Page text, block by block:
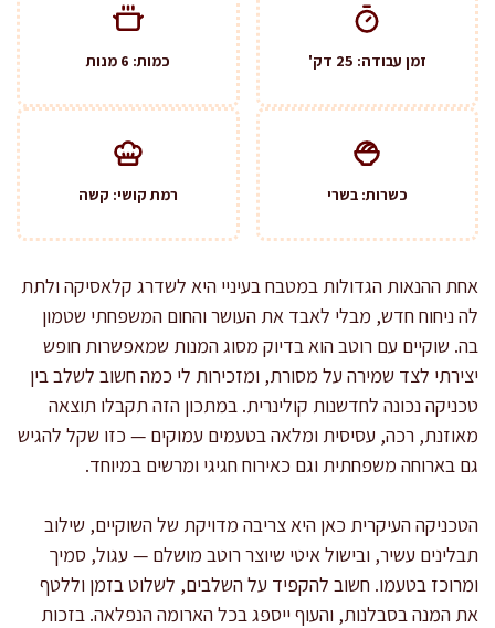
זמן עבודה: 25 דק' כמות: 6 מנות
כשרות: בשרי רמת קושי: קשה
אחת ההנאות הגדולות במטבח בעיניי היא לשדרג קלאסיקה ולתת
לה ניחוח חדש, מבלי לאבד את העושר והחום המשפחתי שטמון
בה. שוקיים עם רוטב הוא בדיוק מסוג המנות שמאפשרות חופש
יצירתי לצד שמירה על מסורת, ומזכירות לי כמה חשוב לשלב בין
טכניקה נכונה לחדשנות קולינרית. במתכון הזה תקבלו תוצאה
מאוזנת, רכה, עסיסית ומלאה בטעמים עמוקים — כזו שקל להגיש
גם בארוחה משפחתית וגם כאירוח חגיגי ומרשים במיוחד.
הטכניקה העיקרית כאן היא צריבה מדויקת של השוקיים, שילוב
תבלינים עשיר, ובישול איטי שיוצר רוטב מושלם — עגול, סמיך
ומרוכז בטעמו. חשוב להקפיד על השלבים, לשלוט בזמן וללטף
את המנה בסבלנות, והעוף ייספג בכל הארומה הנפלאה. בזכות